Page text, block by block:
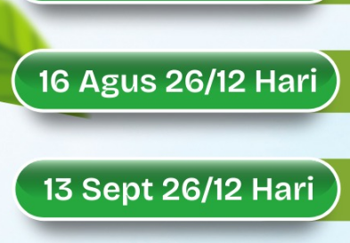
Ini Penjelasan Kejaksaan Tinggi Sumatera Barat
Rahmat Saleh Ingatkan Agrinas soal Defisit
Danrem 032/Wbr Kunjungi Kodim 0311/Pesisir Selatan,
Sita Uang Tunai Rp 3 M terkait Kasus Dermaga
Rahmat Saleh Sebut Langkah Dony Oskaria Audit 750
Rahmat Saleh Puji Kinerja Dony Oskaria, Laba BUMN